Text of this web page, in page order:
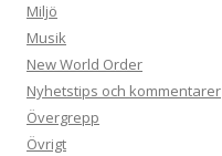
Miljö
Musik
New World Order
Nyhetstips och kommentarer
Övergrepp
Övrigt